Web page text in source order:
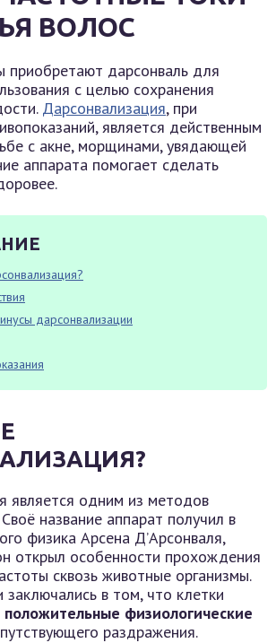
ВОЛОС
дарсонваль для
с целью сохранения
Дарсонвализация, при
является действенным
с акне, морщинами, увядающей
аппарата помогает сделать
дарсонвализации
является одним из методов
название аппарат получил в
физика Арсена Д’Арсонваля,
открыл особенности прохождения
сквозь животные организмы.
заключались в том, что клетки
положительные физиологические
раздражения.